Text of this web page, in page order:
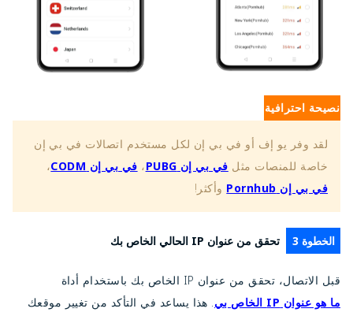
نصيحة احترافية
لقد وفر يو إف أو في بي إن لكل مستخدم اتصالات في بي إن
خاصة للمنصات مثل في بي إن PUBG ، في بي إن CODM
،
في بي إن Pornhub
وأكثر!
الخطوة 3 تحقق من عنوان IP الحالي الخاص بك
قبل الاتصال، تحقق من عنوان IP الخاص بك باستخدام أداة
ما هو عنوان IP الخاص بي
. هذا يساعد في التأكد من تغيير موقعك